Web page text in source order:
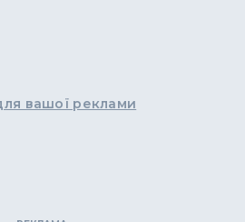
вашої реклами